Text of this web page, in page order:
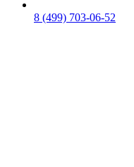
8 (499) 703-06-52